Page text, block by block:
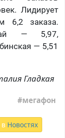
Лидирует
6,2 заказа.
— 5,97,
— 5,51
Гладкая
мегафон
в Новостях